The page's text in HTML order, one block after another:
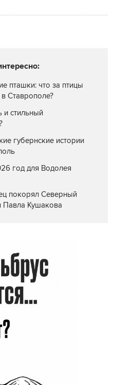
пташки: что за птицы
Ставрополе?
и стильный
губернские истории
год для Водолея
покорял Северный
Павла Кушакова